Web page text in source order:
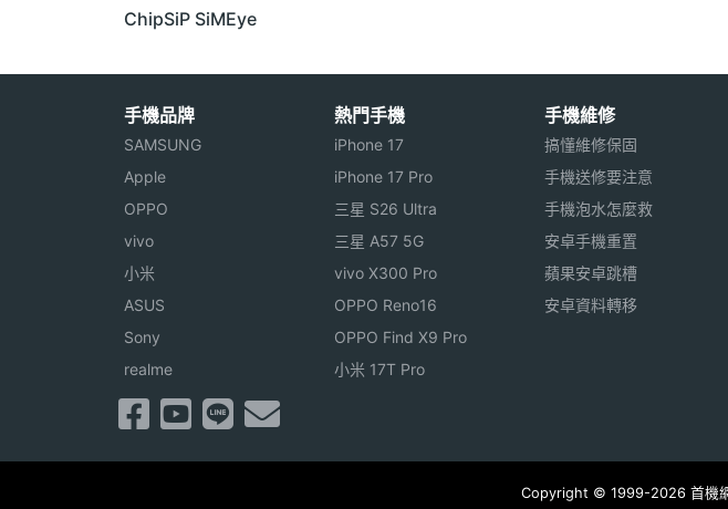
ChipSiP SiMEye
手機品牌
SAMSUNG
Apple
OPPO
vivo
小米
ASUS
Sony
realme
熱門手機
iPhone 17
iPhone 17 Pro
三星 S26 Ultra
三星 A57 5G
vivo X300 Pro
OPPO Reno16
OPPO Find X9 Pro
小米 17T Pro
手機維修
搞懂維修保固
手機送修要注意
手機泡水怎麼救
安卓手機重置
蘋果安卓跳槽
安卓資料轉移
Copyright © 1999-2026 首機